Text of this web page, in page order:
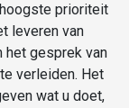
prioriteit
leveren van
het gesprek van
verleiden. Het
wat u doet,